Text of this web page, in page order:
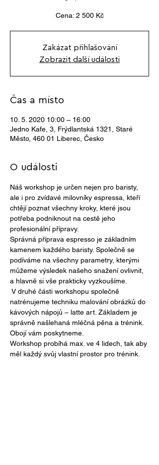
Cena: 2 500 Kč
Zakázat přihlašování
Zobrazit další události
Čas a místo
10. 5. 2020 10:00 – 16:00
Jedno Kafe, 3, Frýdlantská 1321, Staré
Město, 460 01 Liberec, Česko
O události
Náš workshop je určen nejen pro baristy,
ale i pro zvídavé milovníky espressa, kteří
chtějí poznat všechny kroky, které jsou
potřeba podniknout na cestě jeho
profesionální přípravy.
Správná příprava espresso je základním
kamenem každého baristy. Společně se
podíváme na všechny parametry, kterými
můžeme výsledek našeho snažení ovlivnit,
a hlavně si vše prakticky vyzkoušíme.
V druhé části workshopu společně
natrénujeme techniku malování obrázků do
kávových nápojů – latte art. Základem je
správně našlehaná mléčná pěna a trénink.
Obojí vám poskytneme.
Workshop probíhá max. ve 4 lidech, tak aby
měl každý svůj vlastní prostor pro trénink.